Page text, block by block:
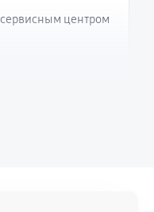
центром
случаем